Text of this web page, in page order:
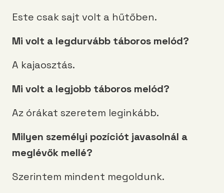
Este csak sajt volt a hűtőben.
Mi volt a legdurvább táboros melód?
A kajaosztás.
Mi volt a legjobb táboros melód?
Az órákat szeretem leginkább.
Milyen személyi pozíciót javasolnál a
meglévők mellé?
Szerintem mindent megoldunk.